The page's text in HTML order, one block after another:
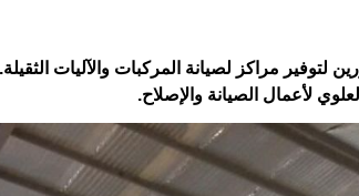
لتوفير مراكز لصيانة المركبات والآليات
لأعمال الصيانة والإصلاح.